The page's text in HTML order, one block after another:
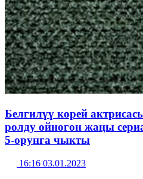
Белгилүү корей
ролду ойногон жаңы
5-орунга чыкты
16:16 03.01.2023